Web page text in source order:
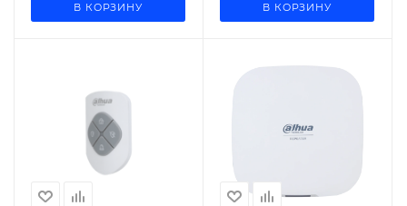
В КОРЗИНУ В КОРЗИНУ